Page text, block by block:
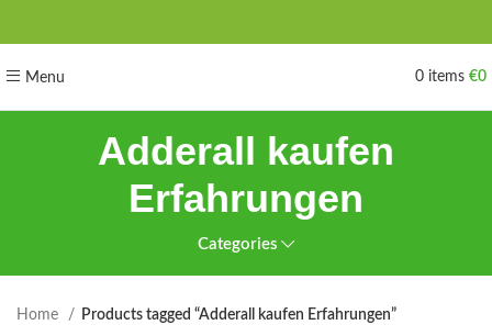
Menu 0 items €0
Adderall kaufen
Erfahrungen
Categories
Home Products tagged “Adderall kaufen Erfahrungen”